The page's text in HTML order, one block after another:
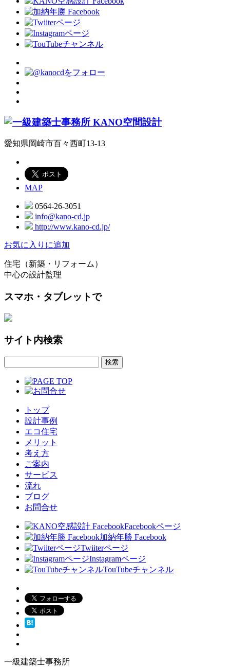
愛知県岡崎市百々西町13-13
MAP
0564-26-3051
info@kano-cd.jp
http://www.kano-cd.jp/
お気に入りに追加
住宅（新築・リフォーム）
中心の設計監理
スマホ・タブレットで
サイト内検索
トップ
設計事例
エコ住宅
メリット
考え方
ご案内
サービス
流れ
ブログ
お問合せ
Facebookページ
加納年勝 Facebook
Twiiterページ
Instagramページ
TouTubeチャンネル
一級建築士事務所